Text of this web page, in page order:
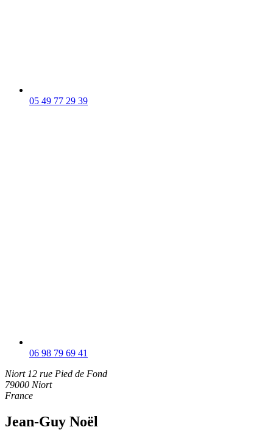
05 49 77 29 39
06 98 79 69 41
Niort12 rue Pied de Fond
79000 Niort
France
Jean-Guy Noël